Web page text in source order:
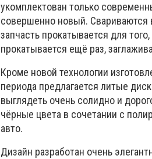
укомплектован только
совершенно новый. Свариваются
запчасть прокатывается для
прокатывается ещё раз,
Кроме новой технологии
периода предлагается литые
выглядеть очень солидно и
чёрные цвета в сочетании с
авто.
Дизайн разработан очень